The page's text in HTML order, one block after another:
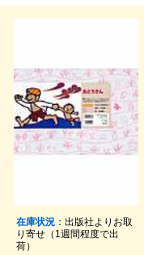
在庫状況：出版社よりお取
り寄せ（1週間程度で出
荷）